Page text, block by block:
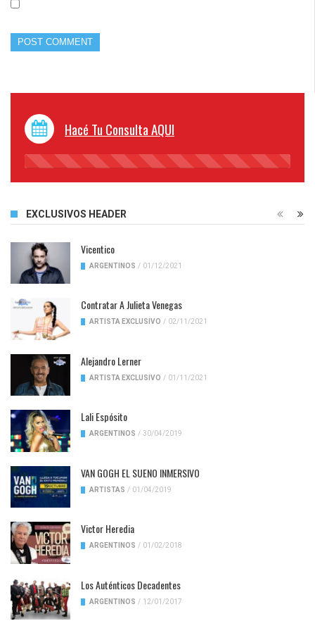
Hacé Tu Consulta AQUI
45%
EXCLUSIVOS HEADER
Vicentico
ARGENTINOS / 01/12/2021
Contratar A Julieta Venegas
ARTISTA EXCLUSIVO / 02/11/2021
Alejandro Lerner
ARTISTA EXCLUSIVO / 01/11/2021
Lali Espósito
ARGENTINOS / 30/04/2019
VAN GOGH EL SUENO INMERSIVO
ARTISTAS / 01/04/2019
Victor Heredia
ARGENTINOS / 01/02/2018
Los Auténticos Decadentes
ARGENTINOS / 12/01/2017